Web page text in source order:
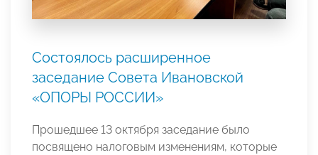
Состоялось расширенное
заседание Совета Ивановской
«ОПОРЫ РОССИИ»
Прошедшее 13 октября заседание было
посвящено налоговым изменениям, которые